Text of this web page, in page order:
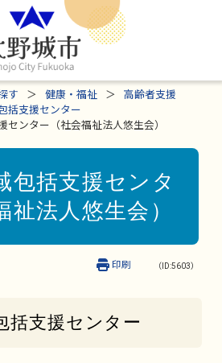
す 健康・福祉
高齢者支援
括支援センター
センター（社会福祉法人悠生会）
包括支援センタ
祉法人悠生会）
（ID:5603）
印刷
括支援センター